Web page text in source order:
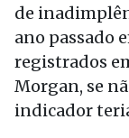
de
ano passado
registrados
Morgan, se
indicador